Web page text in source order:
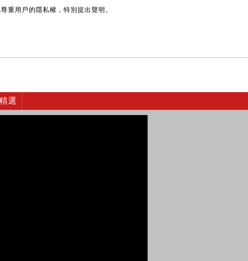
重用戶的隱私權，特別提出聲明。
選